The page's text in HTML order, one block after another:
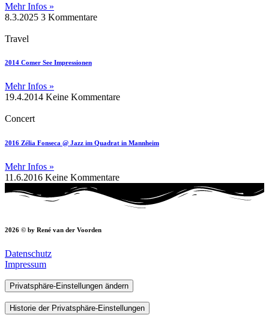
Mehr Infos »
8.3.2025 3 Kommentare
Travel
2014 Comer See Impressionen
Mehr Infos »
19.4.2014 Keine Kommentare
Concert
2016 Zélia Fonseca @ Jazz im Quadrat in Mannheim
Mehr Infos »
11.6.2016 Keine Kommentare
2026 © by René van der Voorden
Datenschutz
Impressum
Privatsphäre-Einstellungen ändern
Historie der Privatsphäre-Einstellungen